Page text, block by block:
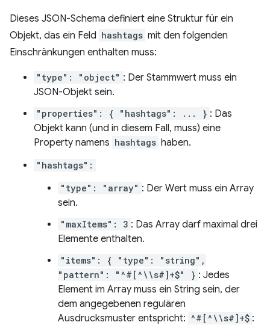
Dieses JSON-Schema definiert eine Struktur für ein
Objekt, das ein Feld hashtags mit den folgenden
Einschränkungen enthalten muss:
"type": "object" : Der Stammwert muss ein
JSON-Objekt sein.
"properties": { "hashtags": ... } : Das
Objekt kann (und in diesem Fall, muss) eine
Property namens hashtags haben.
"hashtags":
"type": "array" : Der Wert muss ein Array
sein.
"maxItems": 3 : Das Array darf maximal drei
Elemente enthalten.
"items": { "type": "string",
"pattern": "^#[^\\s#]+$" } : Jedes
Element im Array muss ein String sein, der
dem angegebenen regulären
Ausdrucksmuster entspricht: ^#[^\\s#]+$ :